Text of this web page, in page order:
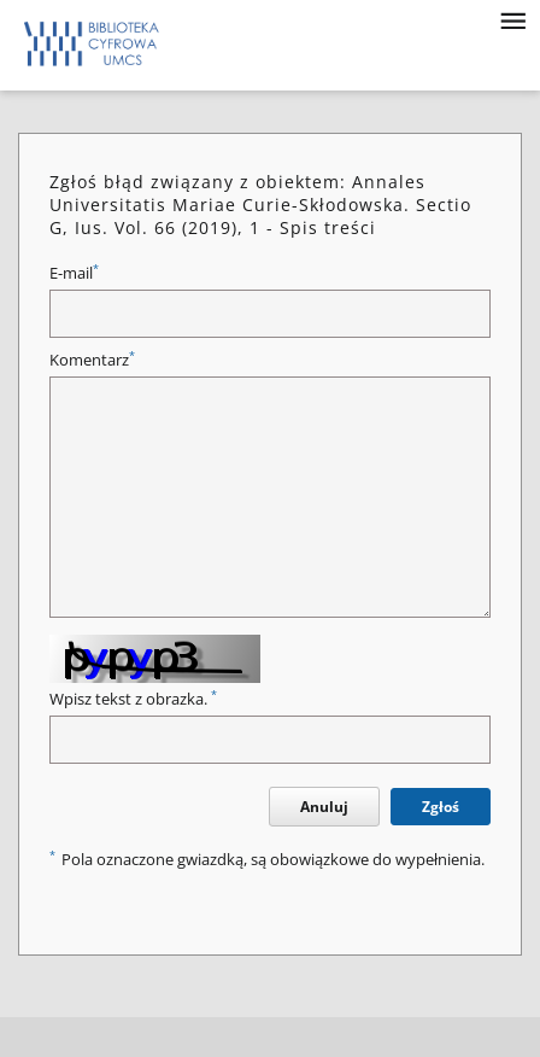
Zgłoś błąd związany z obiektem: Annales
Universitatis Mariae Curie-Skłodowska. Sectio
G, Ius. Vol. 66 (2019), 1 - Spis treści
E-mail*
Komentarz*
Wpisz tekst z obrazka. *
Anuluj Zgłoś
* Pola oznaczone gwiazdką, są obowiązkowe do wypełnienia.